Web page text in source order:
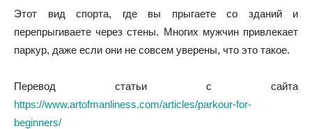
Этот вид спорта, где вы прыгаете со зданий и
перепрыгиваете через стены. Многих мужчин привлекает
паркур, даже если они не совсем уверены, что это такое.
Перевод статьи с сайта
https://www.artofmanliness.com/articles/parkour-for-
beginners/